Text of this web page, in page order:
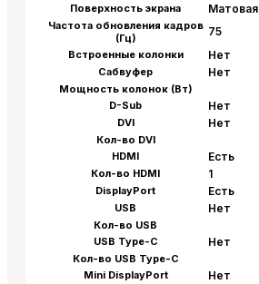
Поверхность экрана Матовая
Частота обновления кадров
(Гц)
75
Встроенные колонки Нет
Сабвуфер Нет
Мощность колонок (Вт)
D-Sub
Нет
DVI Нет
Кол-во DVI
HDMI
Есть
Кол-во HDMI 1
DisplayPort Есть
USB Нет
Кол-во USB
USB Type-C
Нет
Кол-во USB Type-C
Mini DisplayPort
Нет